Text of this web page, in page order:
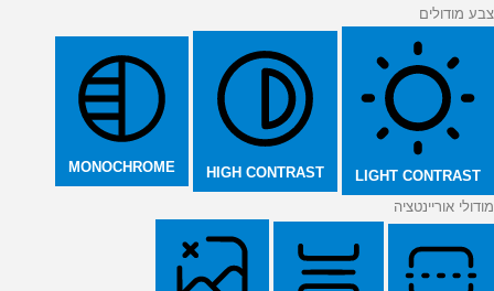
צבע מודולים
LIGHT CONTRAST
HIGH CONTRAST
MONOCHROME
מודולי אוריינטציה